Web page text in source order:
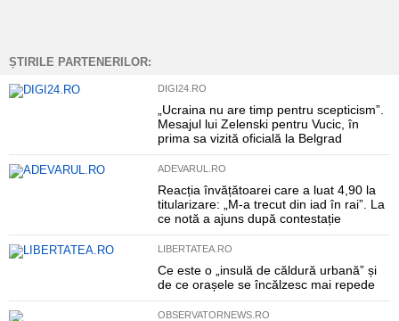
ȘTIRILE PARTENERILOR:
DIGI24.RO
„Ucraina nu are timp pentru scepticism”.
Mesajul lui Zelenski pentru Vucic, în
prima sa vizită oficială la Belgrad
ADEVARUL.RO
Reacția învățătoarei care a luat 4,90 la
titularizare: „M-a trecut din iad în rai”. La
ce notă a ajuns după contestație
LIBERTATEA.RO
Ce este o „insulă de căldură urbană” și
de ce orașele se încălzesc mai repede
OBSERVATORNEWS.RO